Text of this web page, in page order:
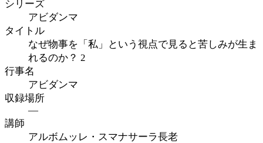
シリーズ
アビダンマ
タイトル
なぜ物事を「私」という視点で見ると苦しみが生ま
れるのか？ 2
行事名
アビダンマ
収録場所
—
講師
アルボムッレ・スマナサーラ長老